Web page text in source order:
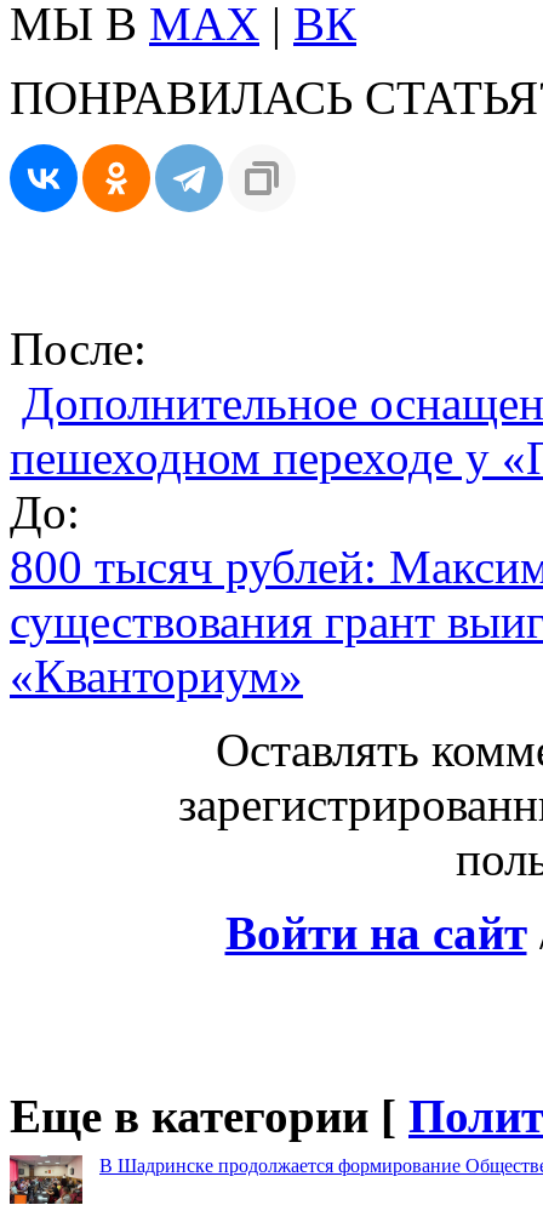
МЫ В MAX | ВК
ПОНРАВИЛАСЬ
После:
Дополнительное
пешеходном переходе у
До:
800 тысяч рублей:
существования грант
«Кванториум»
Оставлять
Войти на сайт
Еще в категории [
В Шадринске продолжается формирование